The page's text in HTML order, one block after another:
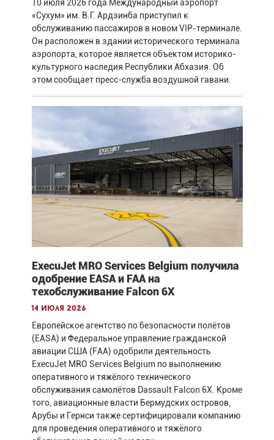
10 июля 2026 года Международный аэропорт
«Сухум» им. В.Г. Ардзинба приступил к
обслуживанию пассажиров в новом VIP-терминале.
Он расположен в здании исторического терминала
аэропорта, которое является объектом историко-
культурного наследия Республики Абхазия. Об
этом сообщает пресс-служба воздушной гавани.
ExecuJet MRO Services Belgium получила
одобрение EASA и FAA на
техобслуживание Falcon 6X
14 июля 2026
Европейское агентство по безопасности полётов
(EASA) и Федеральное управление гражданской
авиации США (FAA) одобрили деятельность
ExecuJet MRO Services Belgium по выполнению
оперативного и тяжёлого технического
обслуживания самолётов Dassault Falcon 6X. Кроме
того, авиационные власти Бермудских островов,
Арубы и Гернси также сертифицировали компанию
для проведения оперативного и тяжёлого